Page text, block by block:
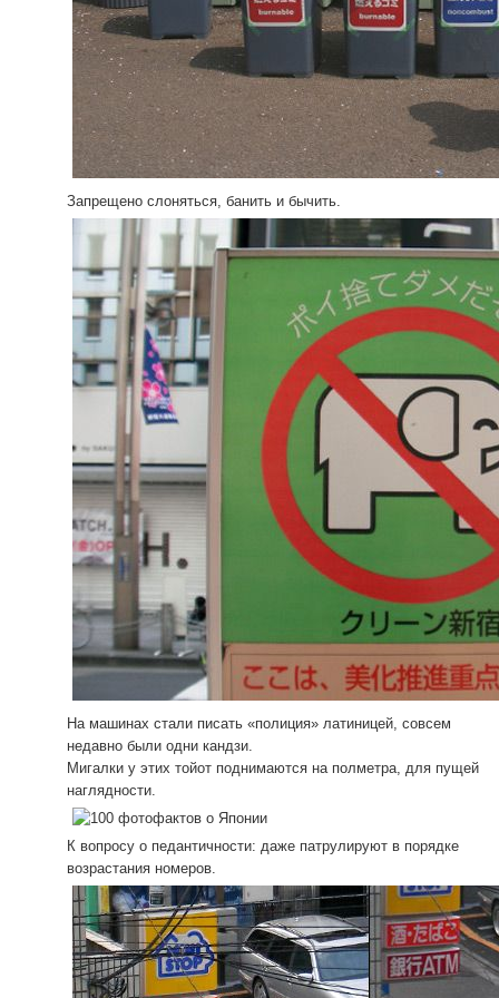
Запрещено слоняться, банить и бычить.
На машинах стали писать «полиция» латиницей, совсем
недавно были одни кандзи.
Мигалки у этих тойот поднимаются на полметра, для пущей
наглядности.
К вопросу о педантичности: даже патрулируют в порядке
возрастания номеров.